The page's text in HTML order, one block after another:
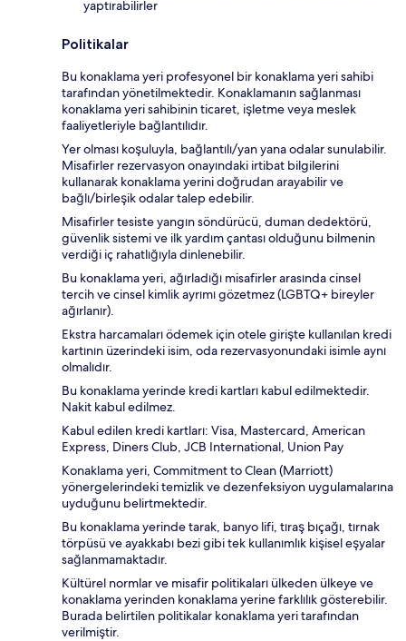
yaptırabilirler
Politikalar
Bu konaklama yeri profesyonel bir konaklama yeri sahibi
tarafından yönetilmektedir. Konaklamanın sağlanması
konaklama yeri sahibinin ticaret, işletme veya meslek
faaliyetleriyle bağlantılıdır.
Yer olması koşuluyla, bağlantılı/yan yana odalar sunulabilir.
Misafirler rezervasyon onayındaki irtibat bilgilerini
kullanarak konaklama yerini doğrudan arayabilir ve
bağlı/birleşik odalar talep edebilir.
Misafirler tesiste yangın söndürücü, duman dedektörü,
güvenlik sistemi ve ilk yardım çantası olduğunu bilmenin
verdiği iç rahatlığıyla dinlenebilir.
Bu konaklama yeri, ağırladığı misafirler arasında cinsel
tercih ve cinsel kimlik ayrımı gözetmez (LGBTQ+ bireyler
ağırlanır).
Ekstra harcamaları ödemek için otele girişte kullanılan kredi
kartının üzerindeki isim, oda rezervasyonundaki isimle aynı
olmalıdır.
Bu konaklama yerinde kredi kartları kabul edilmektedir.
Nakit kabul edilmez.
Kabul edilen kredi kartları: Visa, Mastercard, American
Express, Diners Club, JCB International, Union Pay
Konaklama yeri, Commitment to Clean (Marriott)
yönergelerindeki temizlik ve dezenfeksiyon uygulamalarına
uyduğunu belirtmektedir.
Bu konaklama yerinde tarak, banyo lifi, tıraş bıçağı, tırnak
törpüsü ve ayakkabı bezi gibi tek kullanımlık kişisel eşyalar
sağlanmamaktadır.
Kültürel normlar ve misafir politikaları ülkeden ülkeye ve
konaklama yerinden konaklama yerine farklılık gösterebilir.
Burada belirtilen politikalar konaklama yeri tarafından
verilmiştir.